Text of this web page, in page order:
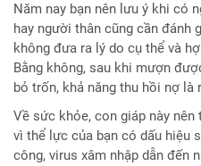
Năm nay bạn nên lưu ý khi có
hay người thân cũng cần đánh
không đưa ra lý do cụ thể và
Bằng không, sau khi mượn
bỏ trốn, khả năng thu hồi nợ là
Về sức khỏe, con giáp này
vì thể lực của bạn có dấu hiệu
công, virus xâm nhập dẫn đến